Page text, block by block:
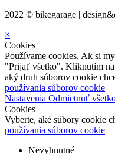
2022 © bikegarage |
×
Cookies
Používame cookies. Ak si
"Prijať všetko". Kliknutím
aký druh súborov cookie
používania súborov cookie
Nastavenia Odmietnuť
Cookies
Vyberte, aké súbory cookie
používania súborov cookie
Nevyhnutné